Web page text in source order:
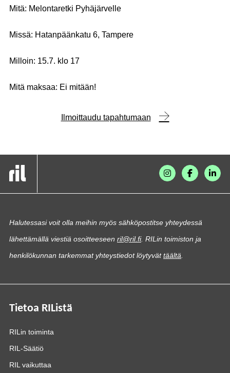
Mitä: Melontaretki Pyhäjärvelle
Missä: Hatanpäänkatu 6, Tampere
Milloin: 15.7. klo 17
Mitä maksaa: Ei mitään!
Ilmoittaudu tapahtumaan
Halutessasi voit olla meihin myös sähköpostitse yhteydessä
lähettämällä viestiä osoitteeseen ril@ril.fi. RILin toimiston ja
henkilökunnan tarkemmat yhteystiedot löytyvättäältä
Tietoa RIListä
RILin toiminta
RIL-Säätiö
RIL vaikuttaa